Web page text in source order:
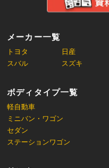
メーカー一覧
トヨタ 日産
スバル
スズキ
ボディタイプ一覧
軽自動車
ミニバン・ワゴン
セダン
ステーションワゴン